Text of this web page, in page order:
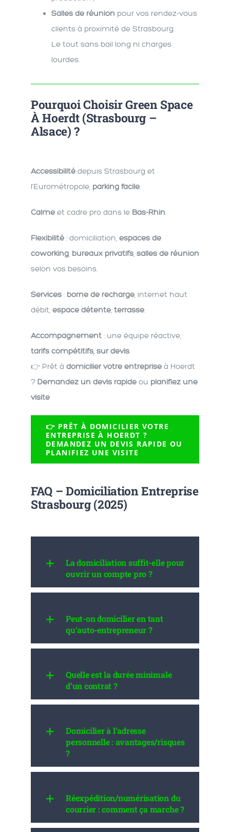
Salles de réunion pour vos rendez-vous
clients à proximité de Strasbourg.
Le tout sans bail long ni charges
lourdes.
Pourquoi ChoisirGreen Space
À Hoerdt (Strasbourg –
Alsace) ?
Accessibilité depuis Strasbourg et
l’Eurométropole, parking facile.
Calme et cadre pro dans le Bas-Rhin.
Flexibilité : domiciliation, espaces de
coworking bureaux privatifs salles de réunion
selon vos besoins.
Services : borne de recharge , internet haut
débit, espace détente terrasse.
Accompagnement : une équipe réactive,
tarifs compétitifs, sur devis.
👉 Prêt à domicilier votre entreprise à Hoerdt
? Demandez un devis rapide ou planifiez une
visite
👉 PRÊT À DOMICILIER VOTRE
ENTREPRISE À HOERDT ?
DEMANDEZ UN DEVIS RAPIDE OU
PLANIFIEZ UNE VISITE
FAQ – Domiciliation Entreprise
Strasbourg (2025)
La domiciliation suffit-elle pour
ouvrir un compte pro ?
Peut-on domicilier en tant
qu’auto-entrepreneur ?
Quelle est la durée minimale
d’un contrat ?
Domicilier à l’adresse
personnelle : avantages/risques
?
Réexpédition/numérisation du
courrier : comment ça marche ?